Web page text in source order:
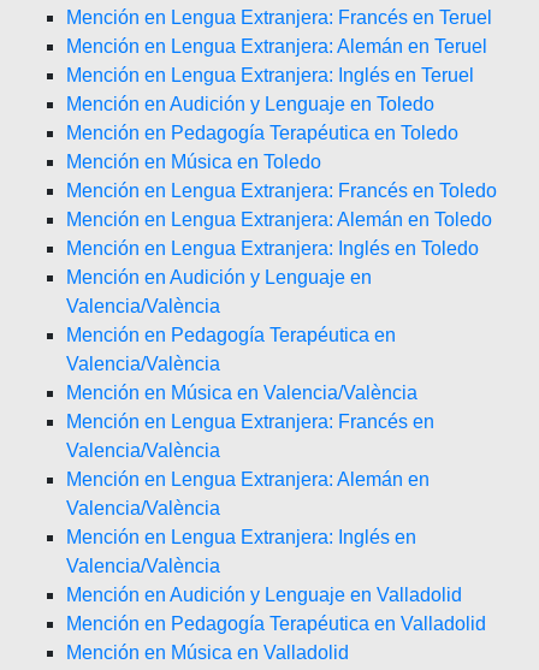
Mención en Lengua Extranjera: Francés en Teruel
Mención en Lengua Extranjera: Alemán en Teruel
Mención en Lengua Extranjera: Inglés en Teruel
Mención en Audición y Lenguaje en Toledo
Mención en Pedagogía Terapéutica en Toledo
Mención en Música en Toledo
Mención en Lengua Extranjera: Francés en Toledo
Mención en Lengua Extranjera: Alemán en Toledo
Mención en Lengua Extranjera: Inglés en Toledo
Mención en Audición y Lenguaje en
Valencia/València
Mención en Pedagogía Terapéutica en
Valencia/València
Mención en Música en Valencia/València
Mención en Lengua Extranjera: Francés en
Valencia/València
Mención en Lengua Extranjera: Alemán en
Valencia/València
Mención en Lengua Extranjera: Inglés en
Valencia/València
Mención en Audición y Lenguaje en Valladolid
Mención en Pedagogía Terapéutica en Valladolid
Mención en Música en Valladolid